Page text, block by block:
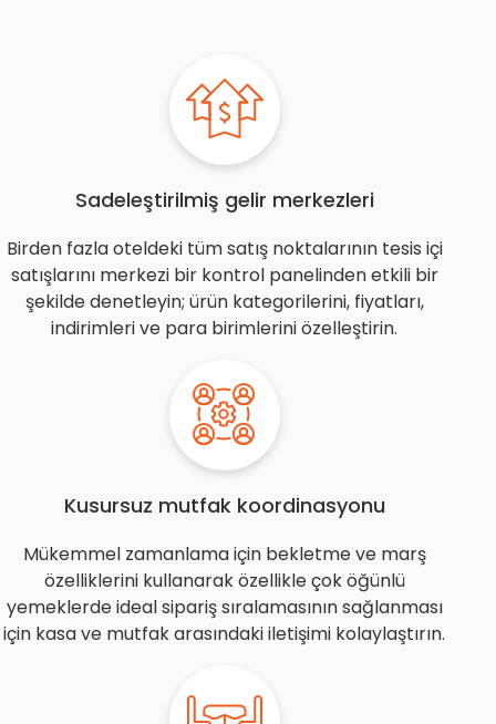
Sadeleştirilmiş gelir merkezleri
Birden fazla oteldeki tüm satış noktalarının tesis içi
satışlarını merkezi bir kontrol panelinden etkili bir
şekilde denetleyin; ürün kategorilerini, fiyatları,
indirimleri ve para birimlerini özelleştirin.
Kusursuz mutfak koordinasyonu
Mükemmel zamanlama için bekletme ve marş
özelliklerini kullanarak özellikle çok öğünlü
yemeklerde ideal sipariş sıralamasının sağlanması
için kasa ve mutfak arasındaki iletişimi kolaylaştırın.